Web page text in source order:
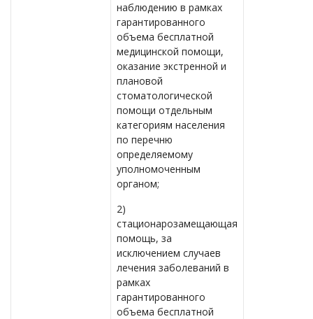
наблюдению в рамках
гарантированного
объема бесплатной
медицинской помощи,
оказание экстренной и
плановой
стоматологической
помощи отдельным
категориям населения
по перечню
определяемому
уполномоченным
органом;
2)
стационарозамещающая
помощь, за
исключением случаев
лечения заболеваний в
рамках
гарантированного
объема бесплатной